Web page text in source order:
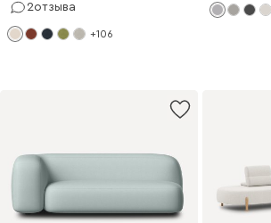
2отзыва
+106